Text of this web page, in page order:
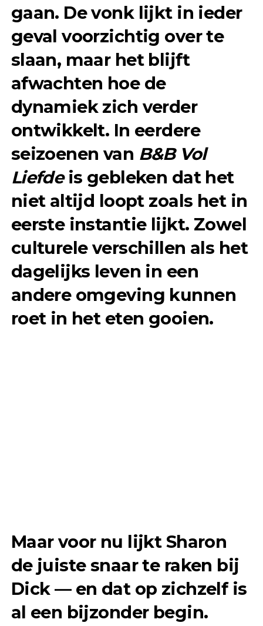
gaan. De vonk lijkt in ieder
geval voorzichtig over te
slaan, maar het blijft
afwachten hoe de
dynamiek zich verder
ontwikkelt. In eerdere
seizoenen van B&B Vol
Liefdeis gebleken dat het
niet altijd loopt zoals het in
eerste instantie lijkt. Zowel
culturele verschillen als het
dagelijks leven in een
andere omgeving kunnen
roet in het eten gooien.
Maar voor nu lijkt Sharon
de juiste snaar te raken bij
Dick — en dat op zichzelf is
al een bijzonder begin.